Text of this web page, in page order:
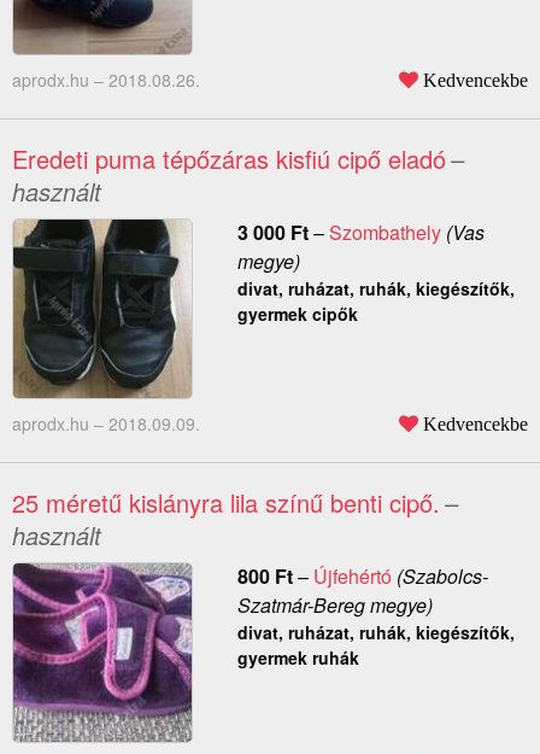
aprodx.hu – 2018.08.26. Kedvencekbe
Eredeti puma tépőzáras kisfiú cipő eladó–
használt
3 000 Ft–Szombathely(Vas
megye)
divat, ruházat, ruhák, kiegészítők,
gyermek cipők
aprodx.hu – 2018.09.09. Kedvencekbe
25 méretű kislányra lila színű benti cipő. –
használt
800 Ft– Újfehértó (Szabolcs-
Szatmár-Bereg megye)
divat, ruházat, ruhák, kiegészítők,
gyermek ruhák